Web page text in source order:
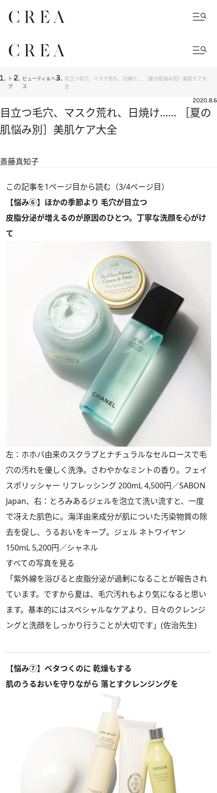
トッ
プ
ビューティ＆ヘル
ス
目立つ毛穴、マスク荒れ、日焼け…… ［夏の肌悩み別］美肌ケア大
全
2020.8.6
目立つ毛穴、マスク荒れ、日焼け…… ［夏の
肌悩み別］美肌ケア大全
斎藤真知子
この記事を1ページ目から読む（3/4ページ目）
【悩み⑥】ほかの季節より 毛穴が目立つ
皮脂分泌が増えるのが原因のひとつ。丁寧な洗顔を心がけ
て
左：ホホバ由来のスクラブとナチュラルなセルロースで毛
穴の汚れを優しく洗浄。さわやかなミントの香り。フェイ
スポリッシャー リフレッシング 200mL 4,500円／SABON
Japan、右：とろみあるジェルを泡立て洗い流すと、一度
で冴えた肌色に。海洋由来成分が肌についた汚染物質の除
去を促し、うるおいをキープ。ジェル ネトワイヤン
150mL 5,200円／シャネル
すべての写真を見る
「紫外線を浴びると皮脂分泌が過剰になることが報告され
ています。ですから夏は、毛穴汚れもより気になると思い
ます。基本的にはスペシャルなケアより、日々のクレンジ
ングと洗顔をしっかり行うことが大切です」(佐治先生)
【悩み⑦】ベタつくのに 乾燥もする
肌のうるおいを守りながら 落とすクレンジングを